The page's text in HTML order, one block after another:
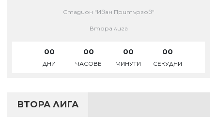
Стадион "Иван Притъргов"
Втора лига
00
ДНИ
00
ЧАСОВЕ
00
МИНУТИ
00
СЕКУДНИ
ВТОРА ЛИГА